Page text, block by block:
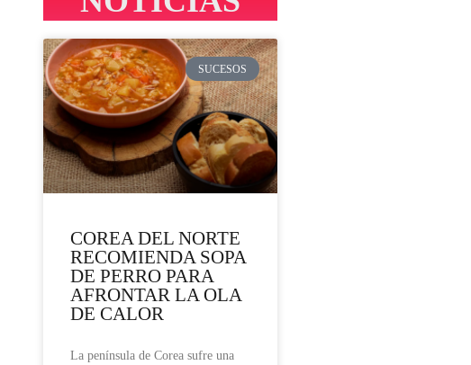
SUCESOS
COREA DEL NORTE
RECOMIENDA SOPA
DE PERRO PARA
AFRONTAR LA OLA
DE CALOR
La península de Corea sufre una